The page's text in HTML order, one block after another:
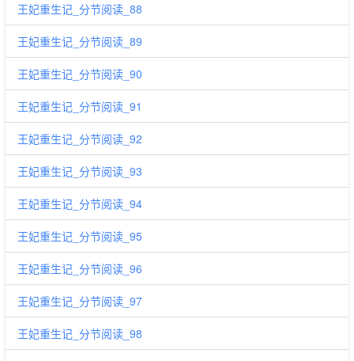
王妃重生记_分节阅读_88
王妃重生记_分节阅读_89
王妃重生记_分节阅读_90
王妃重生记_分节阅读_91
王妃重生记_分节阅读_92
王妃重生记_分节阅读_93
王妃重生记_分节阅读_94
王妃重生记_分节阅读_95
王妃重生记_分节阅读_96
王妃重生记_分节阅读_97
王妃重生记_分节阅读_98